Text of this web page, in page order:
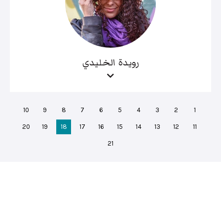
رويدة الخليدي
1
2
3
4
5
6
7
8
9
10
11
12
13
14
15
16
17
18
19
20
21